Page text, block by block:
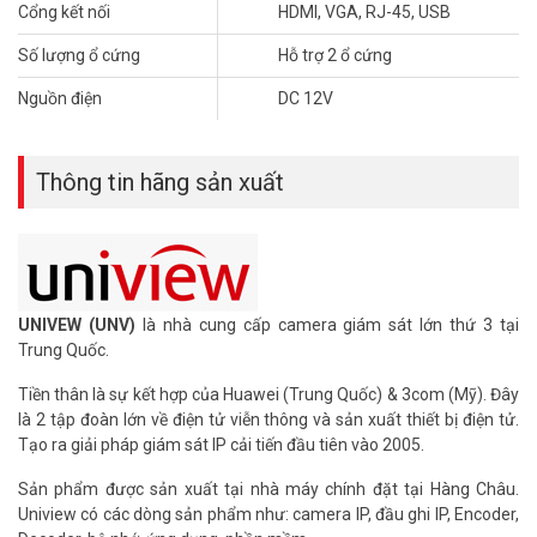
– Miễn phí 1 host chính hãng trọn đời sản phẩm.
– Chất liệu: vỏ sắt.
– Xuất xứ: Trung Quốc.
– Bảo hành: 24 tháng.
HOTLINE
thông tin tạiFacebook Vuhoangtelecom
Cổng kết nối HDMI, VGA, RJ-45, USB
Số lượng ổ cứng Hỗ trợ 2 ổ cứng
Nguồn điện DC 12V
Thông tin hãng sản xuất
UNIVEW (UNV) là nhà cung cấp camera giám sát lớn thứ 3 tại
Trung Quốc.
Tiền thân là sự kết hợp của Huawei (Trung Quốc) & 3com (Mỹ). Đây
là 2 tập đoàn lớn về điện tử viễn thông và sản xuất thiết bị điện tử.
Tạo ra giải pháp giám sát IP cải tiến đầu tiên vào 2005.
Sản phẩm được sản xuất tại nhà máy chính đặt tại Hàng Châu.
Uniview có các dòng sản phẩm như: camera IP, đầu ghi IP, Encoder,